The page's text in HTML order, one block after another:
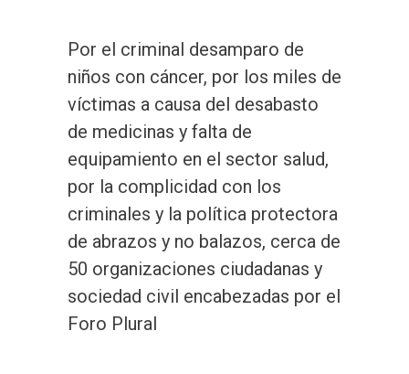
Por el criminal desamparo de
niños con cáncer, por los miles de
víctimas a causa del desabasto
de medicinas y falta de
equipamiento en el sector salud,
por la complicidad con los
criminales y la política protectora
de abrazos y no balazos, cerca de
50 organizaciones ciudadanas y
sociedad civil encabezadas por el
Foro Plural